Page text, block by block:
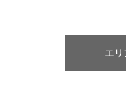
エリ